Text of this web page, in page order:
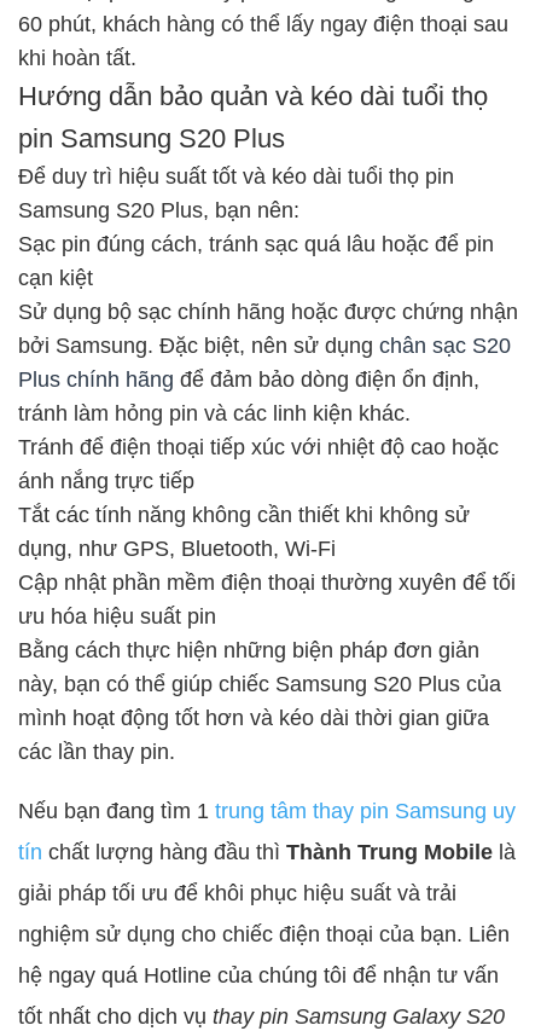
60 phút, khách hàng có thể lấy ngay điện thoại sau
khi hoàn tất.
Hướng dẫn bảo quản và kéo dài tuổi thọ
pin Samsung S20 Plus
Để duy trì hiệu suất tốt và kéo dài tuổi thọ pin
Samsung S20 Plus, bạn nên:
Sạc pin đúng cách, tránh sạc quá lâu hoặc để pin
cạn kiệt
Sử dụng bộ sạc chính hãng hoặc được chứng nhận
bởi Samsung. Đặc biệt, nên sử dụng chân sạc S20
Plus chính hãng để đảm bảo dòng điện ổn định,
tránh làm hỏng pin và các linh kiện khác.
Tránh để điện thoại tiếp xúc với nhiệt độ cao hoặc
ánh nắng trực tiếp
Tắt các tính năng không cần thiết khi không sử
dụng, như GPS, Bluetooth, Wi-Fi
Cập nhật phần mềm điện thoại thường xuyên để tối
ưu hóa hiệu suất pin
Bằng cách thực hiện những biện pháp đơn giản
này, bạn có thể giúp chiếc Samsung S20 Plus của
mình hoạt động tốt hơn và kéo dài thời gian giữa
các lần thay pin.
Nếu bạn đang tìm 1 trung tâm thay pin Samsung uy
tín chất lượng hàng đầu thì Thành Trung Mobile là
giải pháp tối ưu để khôi phục hiệu suất và trải
nghiệm sử dụng cho chiếc điện thoại của bạn. Liên
hệ ngay quá Hotline của chúng tôi để nhận tư vấn
tốt nhất cho dịch vụ thay pin Samsung Galaxy S20